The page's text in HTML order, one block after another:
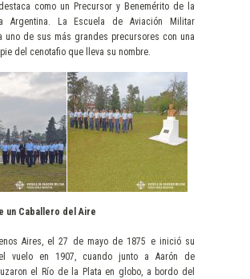
como un Precursor y Benemérito de la
Argentina. La Escuela de Aviación Militar
uno de sus más grandes precursores con una
del cenotafio que lleva su nombre.
un Caballero del Aire
Aires, el 27 de mayo de 1875 e inició su
vuelo en 1907, cuando junto a Aarón de
el Río de la Plata en globo, a bordo del